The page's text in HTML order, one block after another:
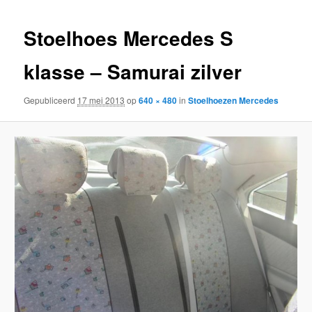
Stoelhoes Mercedes S
klasse – Samurai zilver
Gepubliceerd 17 mei 2013 op640 × 480inStoelhoezen Mercedes